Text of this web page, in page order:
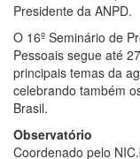
Presidente da ANPD.
O 16º Seminário de
Pessoais segue até
principais temas da
celebrando também
Brasil.
Observatório
Coordenado pelo